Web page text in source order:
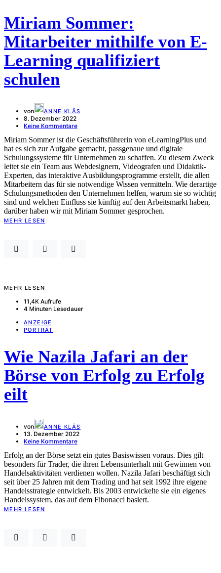
Miriam Sommer:
Mitarbeiter mithilfe von E-
Learning qualifiziert
schulen
von ANNE KLÄS
8. Dezember 2022
Keine Kommentare
Miriam Sommer ist die Geschäftsführerin von eLearningPlus und
hat es sich zur Aufgabe gemacht, passgenaue und digitale
Schulungssysteme für Unternehmen zu schaffen. Zu diesem Zweck
leitet sie ein Team aus Webdesignern, Videografen und Didaktik-
Experten, das interaktive Ausbildungsprogramme erstellt, die allen
Mitarbeitern das für sie notwendige Wissen vermitteln. Wie derartige
Schulungsmethoden den Unternehmen helfen, warum sie so wichtig
sind und welchen Einfluss sie künftig auf den Arbeitsmarkt haben,
darüber haben wir mit Miriam Sommer gesprochen.
MEHR LESEN
MEHR LESEN
11,4K Aufrufe
4 Minuten Lesedauer
ANZEIGE
PORTRÄT
Wie Nazila Jafari an der
Börse von Erfolg zu Erfolg
eilt
von ANNE KLÄS
13. Dezember 2022
Keine Kommentare
Erfolg an der Börse setzt ein gutes Basiswissen voraus. Dies gilt
besonders für Trader, die ihren Lebensunterhalt mit Gewinnen von
Handelsaktivitäten verdienen wollen. Nazila Jafari beschäftigt sich
seit über 25 Jahren mit dem Trading und hat seit 1992 ihre eigene
Handelsstrategie entwickelt. Bis 2003 entwickelte sie ein eigenes
Handelssystem, das auf dem Fibonacci basiert.
MEHR LESEN